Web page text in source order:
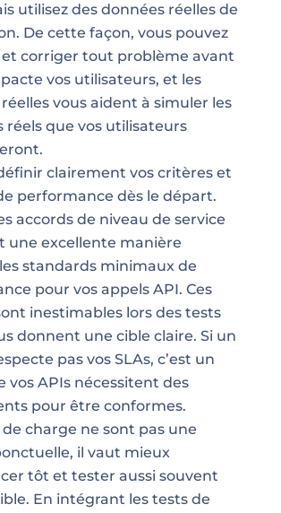
utilisez des données réelles de
De cette façon, vous pouvez
corriger tout problème avant
vos utilisateurs, et les
vous aident à simuler les
réels que vos utilisateurs
clairement vos critères et
performance dès le départ.
accords de niveau de service
une excellente manière
standards minimaux de
pour vos appels API. Ces
inestimables lors des tests
donnent une cible claire. Si un
pas vos SLAs, c’est un
vos APIs nécessitent des
pour être conformes.
de charge ne sont pas une
il vaut mieux
tôt et tester aussi souvent
En intégrant les tests de